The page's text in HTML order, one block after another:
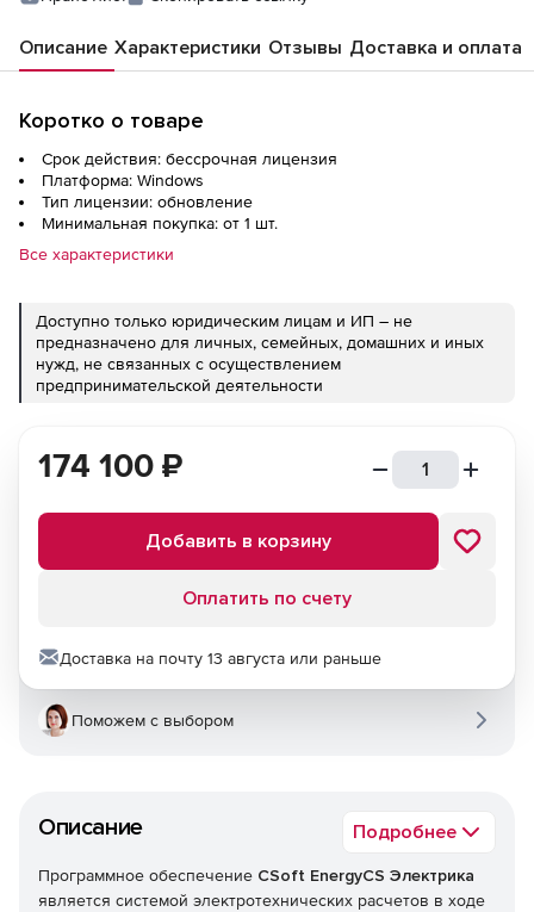
Описание Характеристики Отзывы Доставка и оплата
Коротко о товаре
Срок действия: бессрочная лицензия
Платформа: Windows
Тип лицензии: обновление
Минимальная покупка: от 1 шт.
Все характеристики
Доступно только юридическим лицам и ИП – не
предназначено для личных, семейных, домашних и иных
нужд, не связанных с осуществлением
предпринимательской деятельности
Описание Подробнее
Программное обеспечение CSoft EnergyCS Электрика
является системой электротехнических расчетов в ходе
174 100 ₽
Добавить в корзину
Оплатить по счету
Доставка на почту 13 августа или раньше
Поможем с выбором